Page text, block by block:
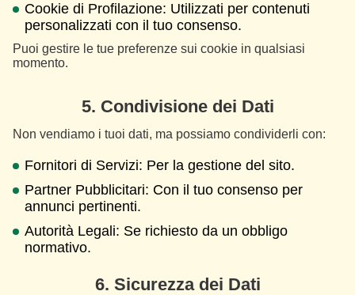
Cookie di Profilazione: Utilizzati per contenuti
personalizzati con il tuo consenso.
Puoi gestire le tue preferenze sui cookie in qualsiasi
momento.
5. Condivisione dei Dati
Non vendiamo i tuoi dati, ma possiamo condividerli con:
Fornitori di Servizi: Per la gestione del sito.
Partner Pubblicitari: Con il tuo consenso per
annunci pertinenti.
Autorità Legali: Se richiesto da un obbligo
normativo.
6. Sicurezza dei Dati